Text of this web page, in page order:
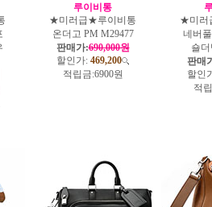
루이비통
★미러급★루이비통
온더고 PM M29477
판매가:690,000원
할인가: 469,200
적립금:6900원
★미러
네버
숄
판매
할인
적